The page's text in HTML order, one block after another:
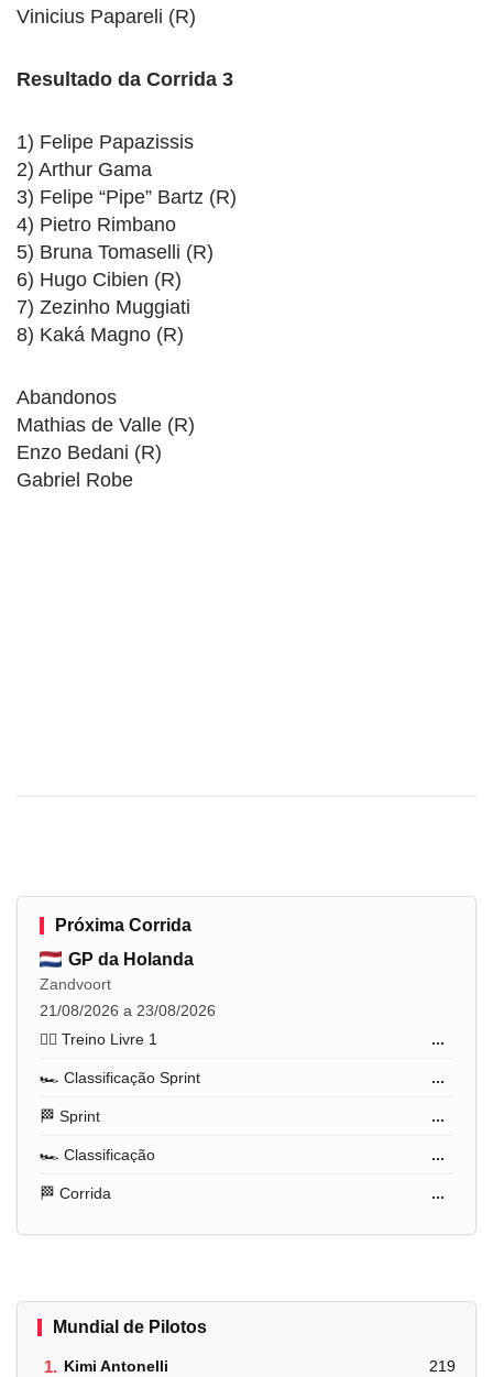
Vinicius Papareli (R)
Resultado da Corrida 3
1) Felipe Papazissis
2) Arthur Gama
3) Felipe “Pipe” Bartz (R)
4) Pietro Rimbano
5) Bruna Tomaselli (R)
6) Hugo Cibien (R)
7) Zezinho Muggiati
8) Kaká Magno (R)
Abandonos
Mathias de Valle (R)
Enzo Bedani (R)
Gabriel Robe
Próxima Corrida
GP da Holanda
Zandvoort
21/08/2026 a 23/08/2026
🏋️‍♂️ Treino Livre 1
...
🏎️ Classificação Sprint ...
🏁 Sprint ...
🏎️ Classificação ...
🏁 Corrida ...
Mundial de Pilotos
1. Kimi Antonelli 219